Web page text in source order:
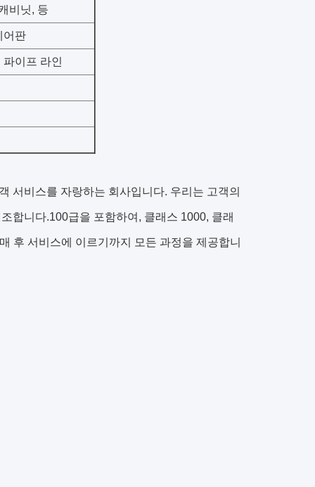
비닛, 등
어판
이프 라인
서비스를 자랑하는 회사입니다. 우리는 고객의
합니다.100급을 포함하여, 클래스 1000, 클래
후 서비스에 이르기까지 모든 과정을 제공합니